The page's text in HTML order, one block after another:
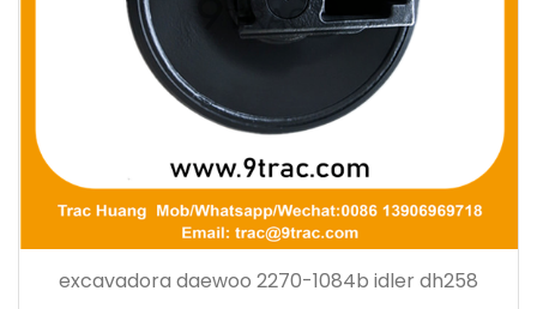
excavadora daewoo 2270-1084b idler dh258